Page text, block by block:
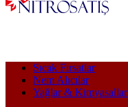
Sıcak Fırsatlar
Nem Alıcılar
Yağlar & Kimyasallar